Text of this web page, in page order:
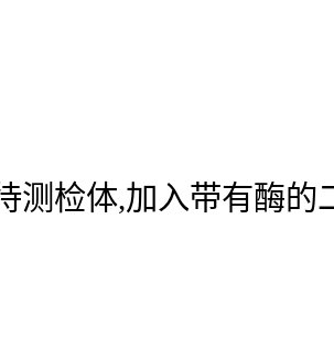
测检体,加入带有酶